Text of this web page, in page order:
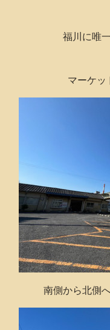
福川に唯
マーケッ
南側から北側